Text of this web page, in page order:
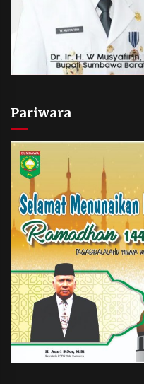
Pariwara